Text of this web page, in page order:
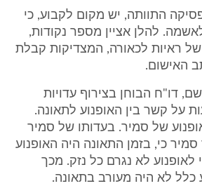
התוותה, יש מקום לקבוע, כי
להלן אציין מספר נקודות,
ראיות לכאורה, המצדיקות קבלת
האישום.
דו"ח הבוחן בצירוף עדויות
על קשר בין האופנוע לתאונה.
של סמיר. בעדותו של סמיר
כי, בזמן התאונה היה האופנוע
לאופנוע לא נגרם כל נזק. מכך
כלל לא היה מעורב בתאונה.